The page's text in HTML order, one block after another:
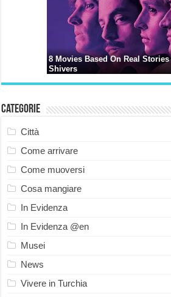
Categorie
Città
Come arrivare
Come muoversi
Cosa mangiare
In Evidenza
In Evidenza @en
Musei
News
Vivere in Turchia